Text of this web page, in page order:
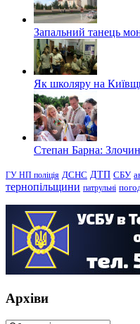
Запальний танець
Як школяру на
Степан Барна:
ГУ НП поліція ДСНС ДТП СБУ
тернопільщини патрульні
Архіви